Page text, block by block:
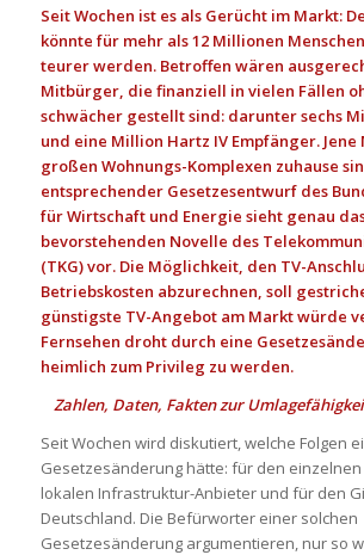
Seit Wochen ist es als Gerücht im Markt:
könnte für mehr als 12 Millionen
teurer werden. Betroffen wären
Mitbürger, die finanziell in vielen Fällen
schwächer gestellt sind: darunter sechs
und eine Million Hartz IV Empfänger.
großen Wohnungs-Komplexen zuhause
entsprechender Gesetzesentwurf des
für Wirtschaft und Energie sieht genau
bevorstehenden Novelle des
(TKG) vor. Die Möglichkeit, den TV-
Betriebskosten abzurechnen, soll
günstigste TV-Angebot am Markt würde
Fernsehen droht durch eine
heimlich zum Privileg zu werden.
Zahlen, Daten, Fakten zur
Seit Wochen wird diskutiert, welche Folgen
Gesetzesänderung hätte: für den
lokalen Infrastruktur-Anbieter und für den
Deutschland. Die Befürworter einer solchen
Gesetzesänderung argumentieren, nur so